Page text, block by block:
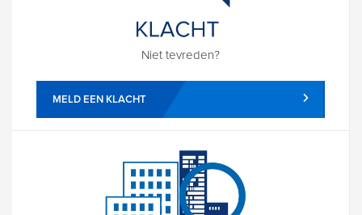
Niet tevreden?
MELD EEN KLACHT